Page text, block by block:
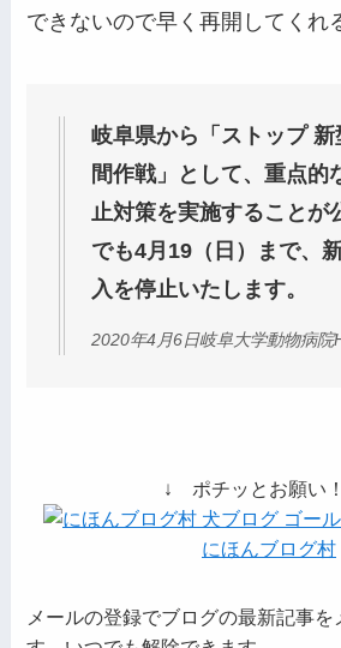
できないので早く再開してくれ
岐阜県から「ストップ
間作戦」として、重点的
止対策を実施することが
でも4月19（日）まで、
入を停止いたします。
2020年4月6日岐阜大学動物病院
↓ ポチッとお願い
にほんブログ村
メールの登録でブログの最新記事を